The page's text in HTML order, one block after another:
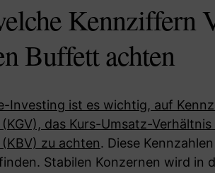
Kennziffern
Buffett achten
Investing ist es wichtig, auf
das Kurs-Umsatz-
zu achten. Diese
Stabilen Konzernen wird in